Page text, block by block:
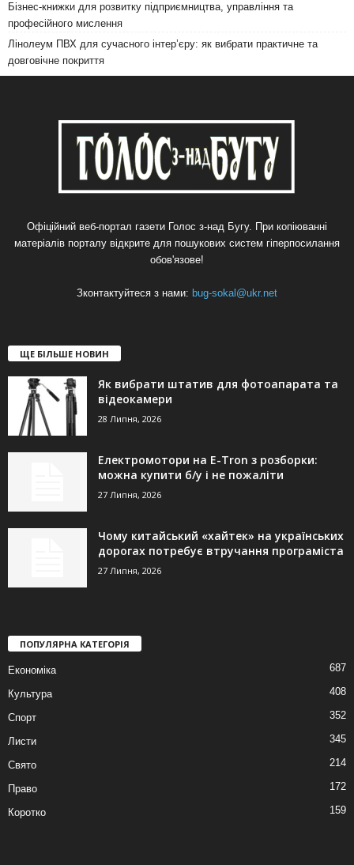
Бізнес-книжки для розвитку підприємництва, управління та
професійного мислення
Лінолеум ПВХ для сучасного інтер’єру: як вибрати практичне та
довговічне покриття
Офіційний веб-портал газети Голос з-над Бугу. При копіюванні
матеріалів порталу відкрите для пошукових систем гіперпосилання
обов'язове!
Зконтактуйтеся з нами: bug-sokal@ukr.net
ЩЕ БІЛЬШЕ НОВИН
Як вибрати штатив для фотоапарата та
відеокамери
28 Липня, 2026
Електромотори на E-Tron з розборки:
можна купити б/у і не пожаліти
27 Липня, 2026
Чому китайський «хайтек» на українських
дорогах потребує втручання програміста
27 Липня, 2026
ПОПУЛЯРНА КАТЕГОРІЯ
Економіка 687
Культура 408
Спорт 352
Листи 345
Свято 214
Право 172
Коротко 159